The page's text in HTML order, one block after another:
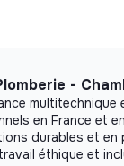
-
multitechnique
en France et
durables et en
éthique et